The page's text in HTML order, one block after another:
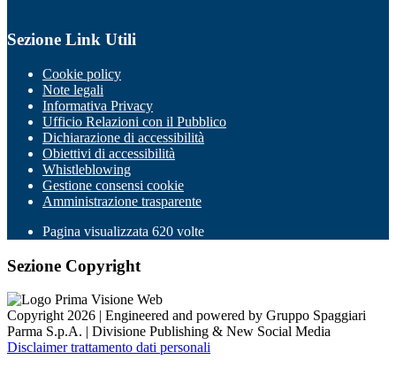
Sezione Link Utili
Cookie policy
Note legali
Informativa Privacy
Ufficio Relazioni con il Pubblico
Dichiarazione di accessibilità
Obiettivi di accessibilità
Whistleblowing
Gestione consensi cookie
Amministrazione trasparente
Pagina visualizzata 620 volte
Sezione Copyright
Copyright 2026 | Engineered and powered by Gruppo Spaggiari
Parma S.p.A. | Divisione Publishing & New Social Media
Disclaimer trattamento dati personali